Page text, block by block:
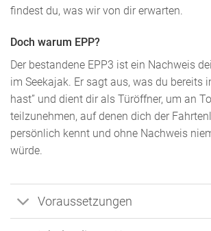
findest du, was wir von dir erwarten.
Doch warum EPP?
Der bestandene EPP3 ist ein Nachweis
im Seekajak. Er sagt aus, was du bereits
hast” und dient dir als Türöffner, um an
teilzunehmen, auf denen dich der
persönlich kennt und ohne Nachweis
würde.
Voraussetzungen